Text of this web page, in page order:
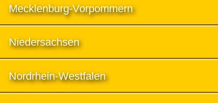
Mecklenburg-Vorpommern
Niedersachsen
Nordrhein-Westfalen